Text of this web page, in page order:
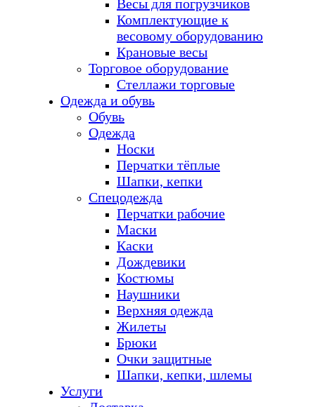
Весы для погрузчиков
Комплектующие к
весовому оборудованию
Крановые весы
Торговое оборудование
Стеллажи торговые
Одежда и обувь
Обувь
Одежда
Носки
Перчатки тёплые
Шапки, кепки
Спецодежда
Перчатки рабочие
Маски
Каски
Дождевики
Костюмы
Наушники
Верхняя одежда
Жилеты
Брюки
Очки защитные
Шапки, кепки, шлемы
Услуги